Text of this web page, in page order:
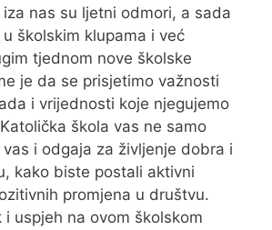
iza nas su ljetni odmori, a sada
školskim klupama i već
tjednom nove školske
je da se prisjetimo važnosti
i vrijednosti koje njegujemo
škola vas ne samo
i odgaja za življenje dobra i
kako biste postali aktivni
promjena u društvu.
i uspjeh na ovom školskom